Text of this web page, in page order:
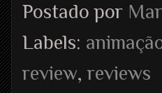
Postado por
Labels:
review,reviews